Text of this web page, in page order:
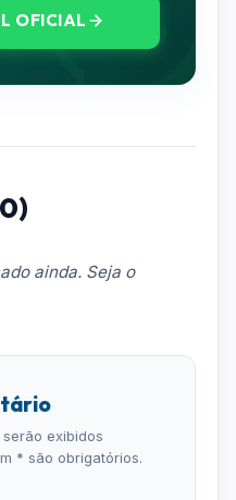
OFICIAL
ainda. Seja o
exibidos
* são obrigatórios.